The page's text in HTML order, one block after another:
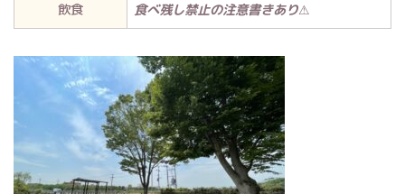
飲食 食べ残し禁止の注意書きあり⚠︎